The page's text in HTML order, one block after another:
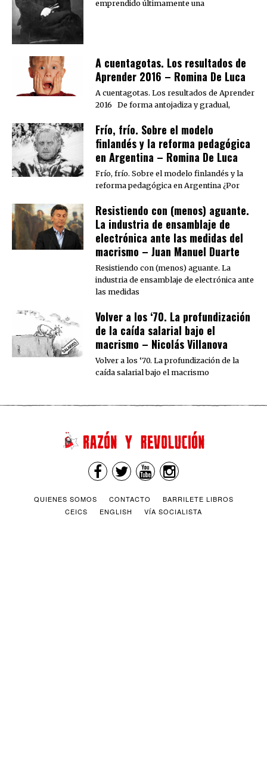
emprendido últimamente una
A cuentagotas. Los resultados de
Aprender 2016 – Romina De Luca
A cuentagotas. Los resultados de Aprender
2016 De forma antojadiza y gradual,
Frío, frío. Sobre el modelo
finlandés y la reforma pedagógica
en Argentina – Romina De Luca
Frío, frío. Sobre el modelo finlandés y la
reforma pedagógica en Argentina ¿Por
Resistiendo con (menos) aguante.
La industria de ensamblaje de
electrónica ante las medidas del
macrismo – Juan Manuel Duarte
Resistiendo con (menos) aguante. La
industria de ensamblaje de electrónica ante
las medidas
Volver a los ‘70. La profundización
de la caída salarial bajo el
macrismo – Nicolás Villanova
Volver a los ‘70. La profundización de la
caída salarial bajo el macrismo
QUIENES SOMOS CONTACTO
BARRILETE LIBROS
CEICS
ENGLISH VÍA SOCIALISTA